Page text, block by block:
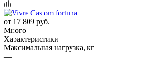
от 17 809 руб.
Много
Характеристики
Максимальная нагрузка, кг
—